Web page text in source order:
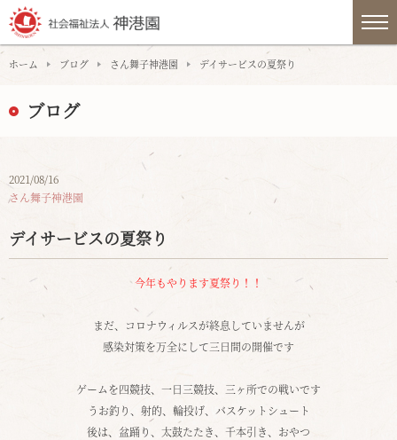
ホーム ブログ さん舞子神港園 デイサービスの夏祭り
ブログ
2021/08/16
さん舞子神港園
デイサービスの夏祭り
今年もやります夏祭り！！
まだ、コロナウィルスが終息していませんが
感染対策を万全にして三日間の開催です
ゲームを四競技、一日三競技、三ヶ所での戦いです
うお釣り、射的、輪投げ、バスケットシュート
後は、盆踊り、太鼓たたき、千本引き、おやつ